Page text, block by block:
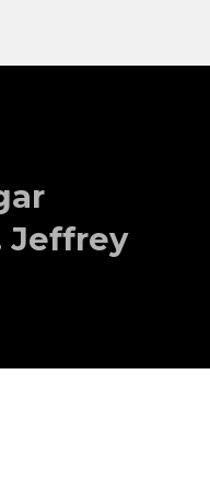
Jeffrey